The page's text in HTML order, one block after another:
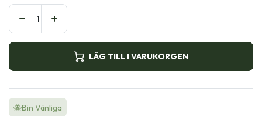
LÄG TILL I VARUKORGEN
🐝Bin Vänliga